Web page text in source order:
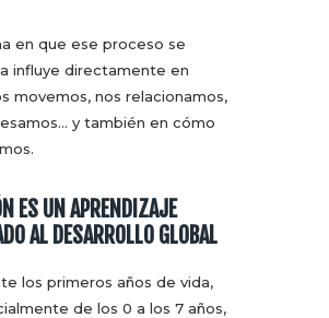
en que ese proceso se
influye directamente en
movemos, nos relacionamos,
y también en cómo
ES UN APRENDIZAJE
AL DESARROLLO GLOBAL
los primeros años de vida,
de los 0 a los 7 años,